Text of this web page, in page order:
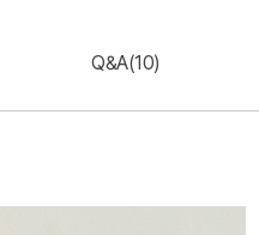
Q&A(10)